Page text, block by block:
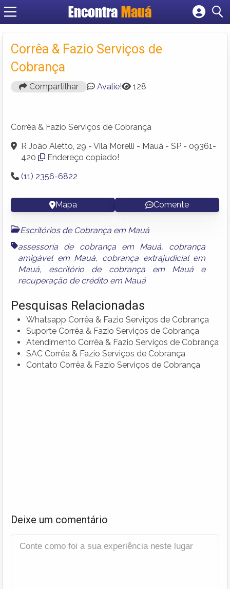
EncontraMauá
Criar conta
Corrêa & Fazio Serviços de
Cobrança
Compartilhar Avalie! 128
Corrêa & Fazio Serviços de Cobrança
R João Aletto, 29 - Vila Morelli - Mauá - SP - 09361-
420
Endereço copiado!
(11) 2356-6822
Mapa Comente
Escritórios de Cobrança em Mauá
assessoria de cobrança em Mauá, cobrança
amigável em Mauá, cobrança extrajudicial em
Mauá, escritório de cobrança em Mauá e
recuperação de crédito em Mauá
Pesquisas Relacionadas
Whatsapp Corrêa & Fazio Serviços de Cobrança
Suporte Corrêa & Fazio Serviços de Cobrança
Atendimento Corrêa & Fazio Serviços de Cobrança
SAC Corrêa & Fazio Serviços de Cobrança
Contato Corrêa & Fazio Serviços de Cobrança
Deixe um comentário